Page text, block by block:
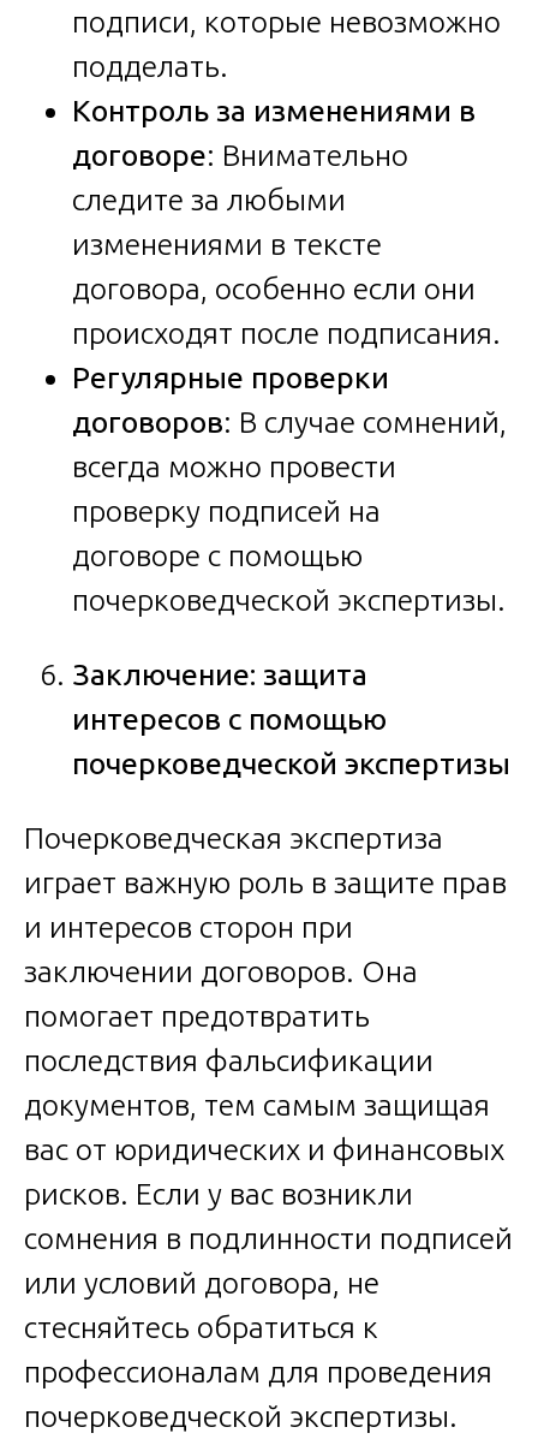
подписи, которые невозможно
подделать.
Контроль за изменениями в
договоре: Внимательно
следите за любыми
изменениями в тексте
договора, особенно если они
происходят после подписания.
Регулярные проверки
договоров: В случае сомнений,
всегда можно провести
проверку подписей на
договоре с помощью
почерковедческой экспертизы.
Заключение: защита
интересов с помощью
почерковедческой экспертизы
Почерковедческая экспертиза
играет важную роль в защите прав
и интересов сторон при
заключении договоров. Она
помогает предотвратить
последствия фальсификации
документов, тем самым защищая
вас от юридических и финансовых
рисков. Если у вас возникли
сомнения в подлинности подписей
или условий договора, не
стесняйтесь обратиться к
профессионалам для проведения
почерковедческой экспертизы.